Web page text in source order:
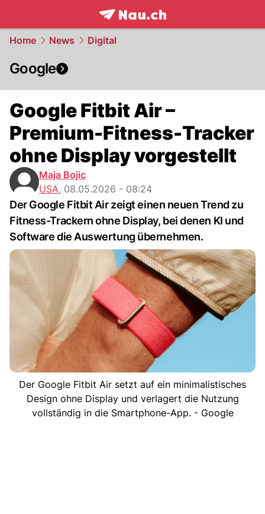
frontpage.NAU.ch
Home News Digital
Google
Google Fitbit Air –
Premium-Fitness-Tracker
ohne Display vorgestellt
Maja Bojic
USA, 08.05.2026 - 08:24
Der Google Fitbit Air zeigt einen neuen Trend zu
Fitness-Trackern ohne Display, bei denen KI und
Software die Auswertung übernehmen.
Der Google Fitbit Air setzt auf ein minimalistisches
Design ohne Display und verlagert die Nutzung
vollständig in die Smartphone-App. - Google